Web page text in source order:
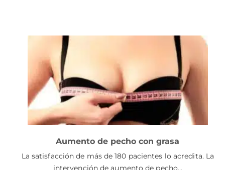
Aumento de pecho con grasa
La satisfacción de más de 180 pacientes lo acredita. La
intervención de aumento de pecho…